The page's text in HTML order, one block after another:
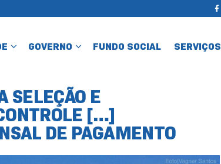
GOVERNO FUNDO SOCIAL SERVIÇOS
SELEÇÃO E
[…]
DE PAGAMENTO